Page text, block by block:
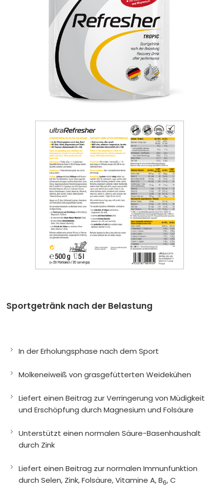
PERFORMFür eine Top-
Versorgung in Training und Wettkampf
RECOVERFür die Zeit nach
der Belastung
Bücher von Dr. Feil u. a.
Dr. Feil ProdukteFür eine gesundheitsbewusste
Pakete/Testpakete Teste günstig unsere Produkte
Artikel mit ultraSPORTS-Aufdruck
Sportgetränk nach der Belastung
In der Erholungsphase nach dem Sport
Molkeneiweiß von grasgefütterten Weidekühen
Liefert einen Beitrag zur Verringerung von Müdigkeit
und Erschöpfung durch Magnesium und Folsäure
Unterstützt einen normalen Säure-Basenhaushalt
durch Zink
Liefert einen Beitrag zur normalen Immunfunktion
durch Selen, Zink, Folsäure, Vitamine A, B6, C